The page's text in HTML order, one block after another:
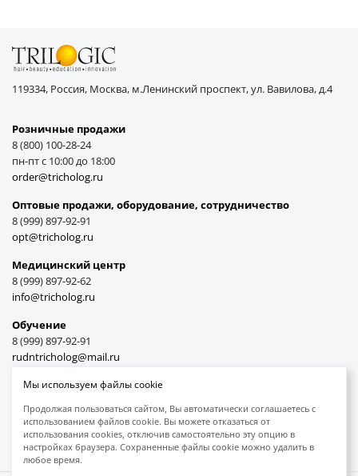
119334, Россия, Москва, м.Ленинский проспект, ул. Вавилова, д.4
Розничные продажи
8 (800) 100-28-24
пн-пт с 10:00 до 18:00
order@tricholog.ru
Оптовые продажи, оборудование, cотрудничество
8 (999) 897-92-91
opt@tricholog.ru
Медицинский центр
8 (999) 897-92-62
info@tricholog.ru
Обучение
8 (999) 897-92-91
rudntricholog@mail.ru
Принимаем к оплате
Мы используем файлы cookie
Продолжая пользоваться сайтом, Вы автоматически соглашаетесь с
использованием файлов cookie. Вы можете отказаться от
использования cookies, отключив самостоятельно эту опцию в
настройках браузера. Сохраненные файлы cookie можно удалить в
любое время.